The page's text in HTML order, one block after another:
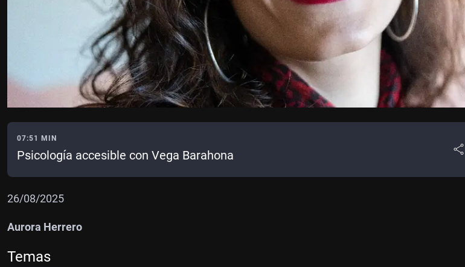
07:51 MIN
Psicología accesible con Vega Barahona
26/08/2025
Aurora Herrero
Temas